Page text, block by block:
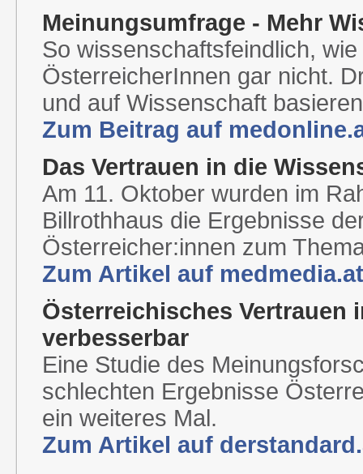
Meinungsumfrage - Mehr
So wissenschaftsfeindlich,
ÖsterreicherInnen gar nicht.
und auf Wissenschaft
Zum Beitrag auf
Das Vertrauen in die
Am 11. Oktober wurden im
Billrothhaus die Ergebnisse
Österreicher:innen zum
Zum Artikel auf
Österreichisches Vertrauen
verbesserbar
Eine Studie des
schlechten Ergebnisse
ein weiteres Mal.
Zum Artikel auf